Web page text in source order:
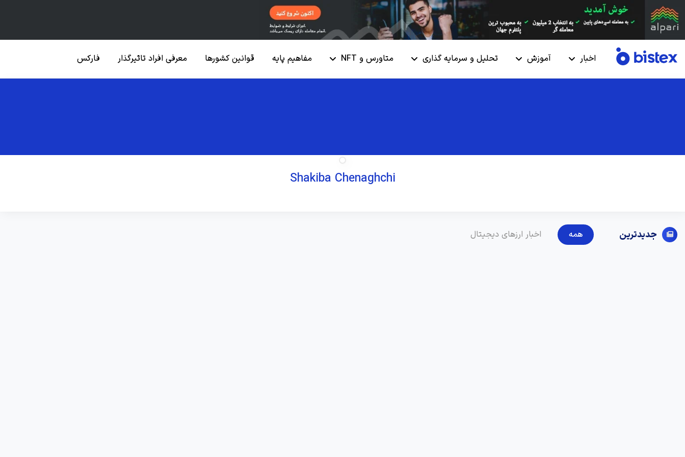
اخبار آموزش تحلیل و سرمایه گذاری متاورس و NFT مفاهیم پایه قوانین کشورها معرفی افراد تاثیرگذار فارکس
Shakiba Chenaghchi
جدیدترین همه اخبار ارزهای دیجیتال